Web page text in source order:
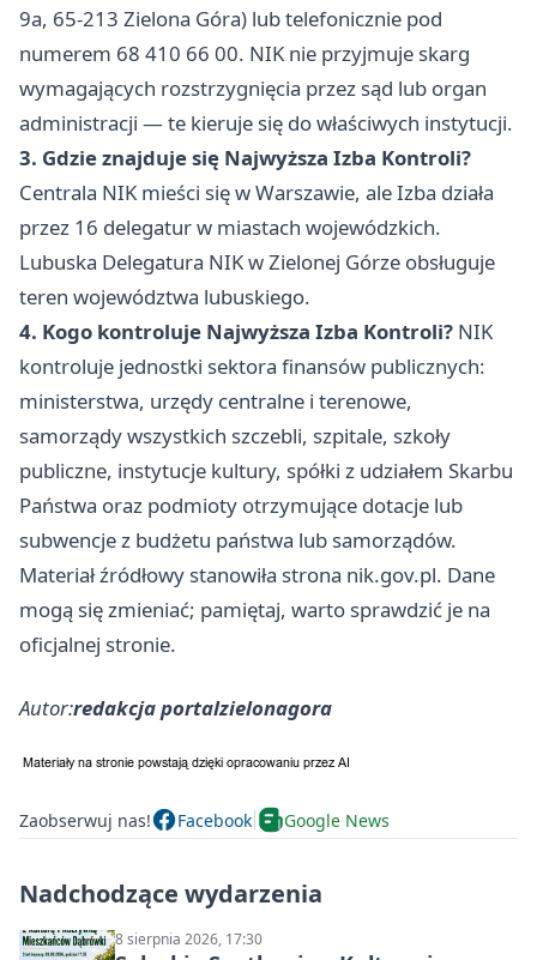
9a, 65-213 Zielona Góra) lub telefonicznie pod
numerem 68 410 66 00. NIK nie przyjmuje skarg
wymagających rozstrzygnięcia przez sąd lub organ
administracji — te kieruje się do właściwych instytucji.
3. Gdzie znajduje się Najwyższa Izba Kontroli?
Centrala NIK mieści się w Warszawie, ale Izba działa
przez 16 delegatur w miastach wojewódzkich.
Lubuska Delegatura NIK w Zielonej Górze obsługuje
teren województwa lubuskiego.
4. Kogo kontroluje Najwyższa Izba Kontroli? NIK
kontroluje jednostki sektora finansów publicznych:
ministerstwa, urzędy centralne i terenowe,
samorządy wszystkich szczebli, szpitale, szkoły
publiczne, instytucje kultury, spółki z udziałem Skarbu
Państwa oraz podmioty otrzymujące dotacje lub
subwencje z budżetu państwa lub samorządów.
Materiał źródłowy stanowiła strona nik.gov.pl. Dane
mogą się zmieniać; pamiętaj, warto sprawdzić je na
oficjalnej stronie.
Autor:redakcja portalzielonagora
Zaobserwuj nas! Facebook Google News
Nadchodzące wydarzenia
8 sierpnia 2026, 17:30